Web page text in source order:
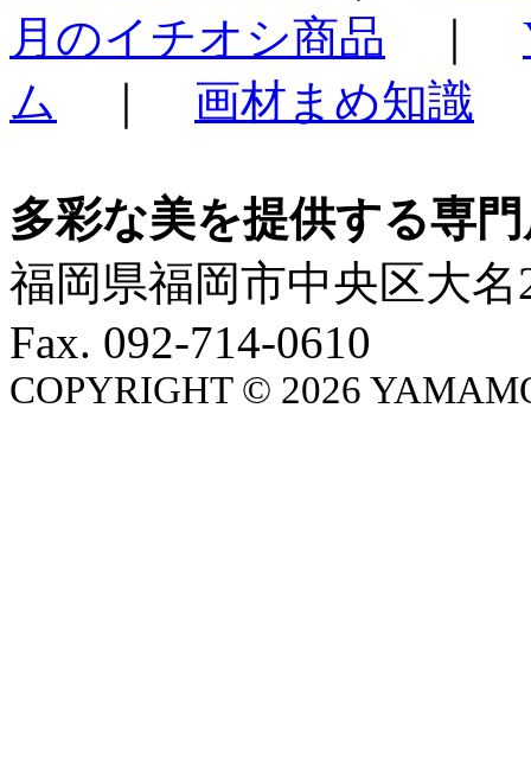
月のイチオシ商品
ム
画材まめ知識
多彩な美を提供する専
福岡県福岡市中央区大
Fax. 092-714-0610
COPYRIGHT © 2026